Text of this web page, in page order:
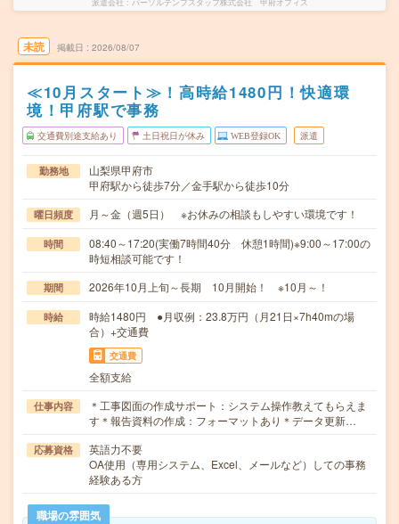
未読 掲載日 2026/08/07
≪10月スタート≫！高時給1480円！快適環
境！甲府駅で事務
交通費別途支給あり 土日祝日が休み WEB登録OK 派遣
勤務地
山梨県甲府市
甲府駅から徒歩7分／金手駅から徒歩10分
曜日頻度 月～金（週5日） ※お休みの相談もしやすい環境です！
時間
08:40～17:20(実働7時間40分 休憩1時間)※9:00～17:00の
時短相談可能です！
期間 2026年10月上旬～長期 10月開始！ ※10月～！
時給
時給1480円 ●月収例：23.8万円（月21日×7h40mの場
合）+交通費
交通費
全額支給
仕事内容
＊工事図面の作成サポート：システム操作教えてもらえま
す＊報告資料の作成：フォーマットあり＊データ更新…
応募資格
英語力不要
OA使用（専用システム、Excel、メールなど）しての事務
経験ある方
職場の雰囲気